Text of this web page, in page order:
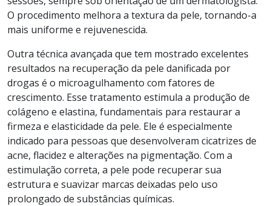
O procedimento melhora a textura da pele, tornando-a
mais uniforme e rejuvenescida.
Outra técnica avançada que tem mostrado excelentes
resultados na recuperação da pele danificada por
drogas é o microagulhamento com fatores de
crescimento. Esse tratamento estimula a produção de
colágeno e elastina, fundamentais para restaurar a
firmeza e elasticidade da pele. Ele é especialmente
indicado para pessoas que desenvolveram cicatrizes de
acne, flacidez e alterações na pigmentação. Com a
estimulação correta, a pele pode recuperar sua
estrutura e suavizar marcas deixadas pelo uso
prolongado de substâncias químicas.